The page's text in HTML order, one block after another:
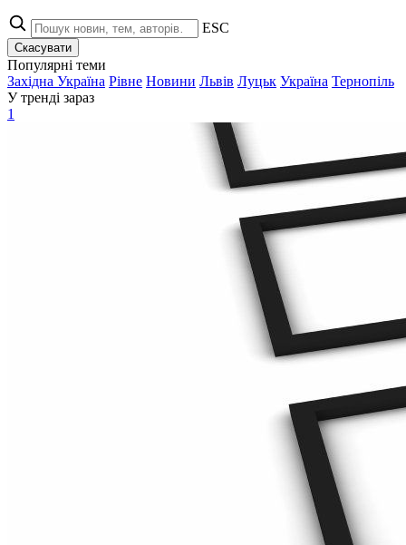
ESC
Скасувати
Популярні теми
Західна Україна Рівне Новини Львів Луцьк Україна Тернопіль
У тренді зараз
1